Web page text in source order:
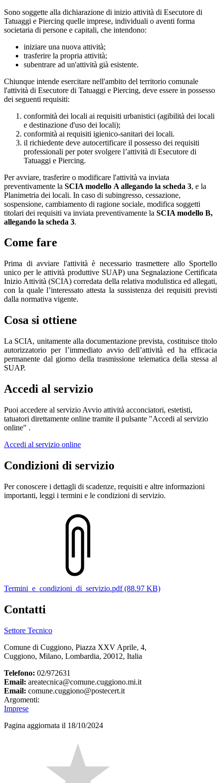
Sono soggette alla dichiarazione di inizio attività di Esecutore di
Tatuaggi e Piercing quelle imprese, individuali o aventi forma
societaria di persone e capitali, che intendono:
iniziare una nuova attività;
trasferire la propria attività;
subentrare ad un'attività già esistente.
Chiunque intende esercitare nell'ambito del territorio comunale
l'attività di Esecutore di Tatuaggi e Piercing, deve essere in possesso
dei seguenti requisiti:
conformità dei locali ai requisiti urbanistici (agibilità dei locali
e destinazione d'uso dei locali);
conformità ai requisiti igienico-sanitari dei locali.
il richiedente deve autocertificare il possesso dei requisiti
professionali per poter svolgere l’attività di Esecutore di
Tatuaggi e Piercing.
Per avviare, trasferire o modificare l'attività va inviata
preventivamente la SCIA modello A allegando la scheda 3, e la
Planimetria dei locali. In caso di subingresso, cessazione,
sospensione, cambiamento di ragione sociale, modifica soggetti
titolari dei requisiti va inviata preventivamente la SCIA modello B,
allegando la scheda 3.
Come fare
Prima di avviare l'attività è necessario trasmettere allo Sportello
unico per le attività produttive SUAP) una Segnalazione Certificata
Inizio Attività (SCIA) corredata della relativa modulistica ed allegati,
con la quale l’interessato attesta la sussistenza dei requisiti previsti
dalla normativa vigente.
Cosa si ottiene
La SCIA, unitamente alla documentazione prevista, costituisce titolo
autorizzatorio per l’immediato avvio dell’attività ed ha efficacia
permanente dal giorno della trasmissione telematica della stessa al
SUAP.
Accedi al servizio
Puoi accedere al servizio Avvio attività acconciatori, estetisti,
tatuatori direttamente online tramite il pulsante "Accedi al servizio
online" .
Accedi al servizio online
Condizioni di servizio
Per conoscere i dettagli di scadenze, requisiti e altre informazioni
importanti, leggi i termini e le condizioni di servizio.
Termini_e_condizioni_di_servizio.pdf (88.97 KB)
Contatti
Settore Tecnico
Comune di Cuggiono, Piazza XXV Aprile, 4,
Cuggiono, Milano, Lombardia, 20012, Italia
Telefono: 02/972631
Email: areatecnica@comune.cuggiono.mi.it
Email: comune.cuggiono@postecert.it
Argomenti:
Imprese
Pagina aggiornata il 18/10/2024